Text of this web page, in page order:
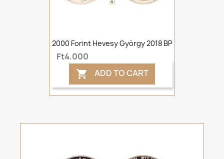
2000 Forint Hevesy György 2018 BP
Ft4,000
 ADD TO CART